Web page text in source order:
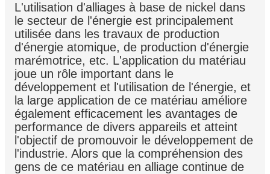
L'utilisation d'alliages à base de nickel dans
le secteur de l'énergie est principalement
utilisée dans les travaux de production
d'énergie atomique, de production d'énergie
marémotrice, etc. L'application du matériau
joue un rôle important dans le
développement et l'utilisation de l'énergie, et
la large application de ce matériau améliore
également efficacement les avantages de
performance de divers appareils et atteint
l'objectif de promouvoir le développement de
l'industrie. Alors que la compréhension des
gens de ce matériau en alliage continue de